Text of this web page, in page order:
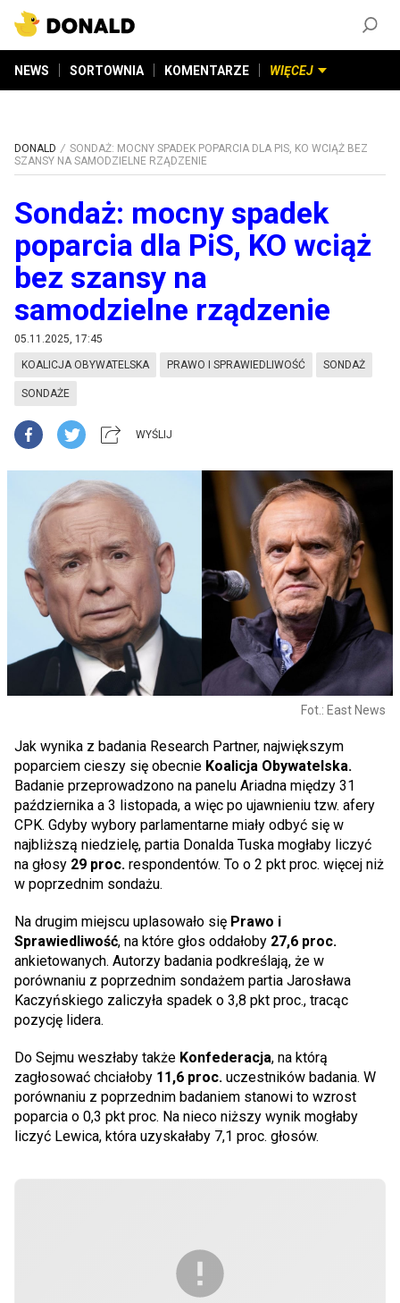
NEWS SORTOWNIA KOMENTARZE WIĘCEJ
DONALD
SONDAŻ: MOCNY SPADEK POPARCIA DLA PIS, KO WCIĄŻ BEZ
SZANSY NA SAMODZIELNE RZĄDZENIE
Sondaż: mocny spadek
poparcia dla PiS, KO wciąż
bez szansy na
samodzielne rządzenie
05.11.2025, 17:45
KOALICJA OBYWATELSKA PRAWO I SPRAWIEDLIWOŚĆ SONDAŻ
SONDAŻE
WYŚLIJ
Fot.: East News
Jak wynika z badania Research Partner, największym
poparciem cieszy się obecnie Koalicja Obywatelska.
Badanie przeprowadzono na panelu Ariadna między 31
października a 3 listopada, a więc po ujawnieniu tzw. afery
CPK. Gdyby wybory parlamentarne miały odbyć się w
najbliższą niedzielę, partia Donalda Tuska mogłaby liczyć
na głosy 29 proc. respondentów. To o 2 pkt proc. więcej niż
w poprzednim sondażu.
Na drugim miejscu uplasowało się Prawo i
Sprawiedliwość, na które głos oddałoby 27,6 proc.
ankietowanych. Autorzy badania podkreślają, że w
porównaniu z poprzednim sondażem partia Jarosława
Kaczyńskiego zaliczyła spadek o 3,8 pkt proc., tracąc
pozycję lidera.
Do Sejmu weszłaby także Konfederacja, na którą
zagłosować chciałoby 11,6 proc. uczestników badania. W
porównaniu z poprzednim badaniem stanowi to wzrost
poparcia o 0,3 pkt proc. Na nieco niższy wynik mogłaby
liczyć Lewica, która uzyskałaby 7,1 proc. głosów.